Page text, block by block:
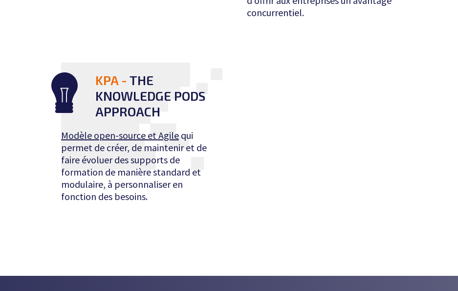
concurrentiel.
KPA - THE
KNOWLEDGE PODS
APPROACH
Modèle open-source et Agile qui
permet de créer, de maintenir et de
faire évoluer des supports de
formation de manière standard et
modulaire, à personnaliser en
fonction des besoins.